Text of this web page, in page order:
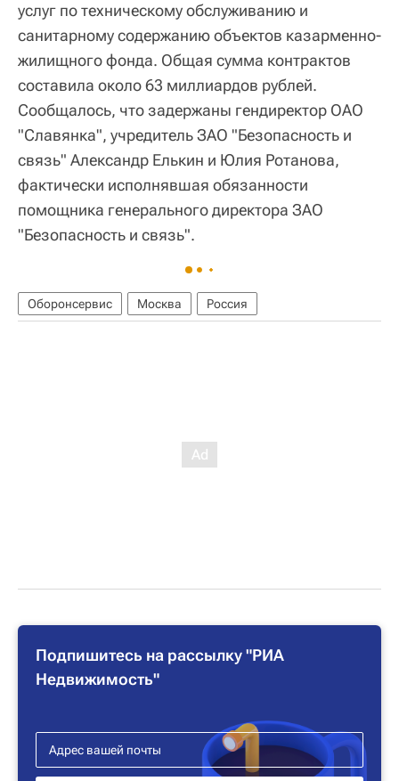
услуг по техническому обслуживанию и
санитарному содержанию объектов казарменно-
жилищного фонда. Общая сумма контрактов
составила около 63 миллиардов рублей.
Сообщалось, что задержаны гендиректор ОАО
"Славянка", учредитель ЗАО "Безопасность и
связь" Александр Елькин и Юлия Ротанова,
фактически исполнявшая обязанности
помощника генерального директора ЗАО
"Безопасность и связь".
Оборонсервис Москва Россия
Подпишитесь на рассылку "РИА
Недвижимость"